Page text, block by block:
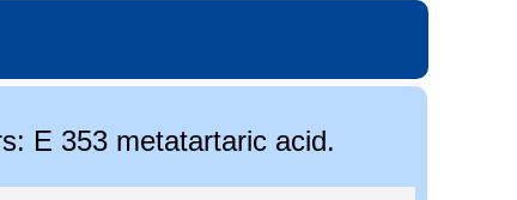
E 353 metatartaric acid.